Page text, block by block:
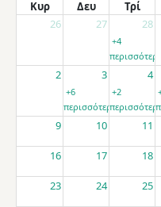
Κυρ Δευ Τρί
26
27 28
+4
περισσότερα
2 3 4
+6
περισσότερα
+2
9 10 11
16 17 18
23 24 25